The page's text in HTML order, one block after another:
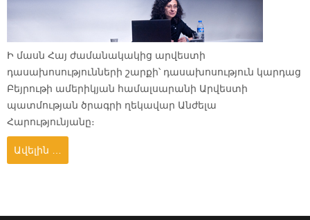
Ի մասն Հայ ժամանակակից արվեստի
դասախոսությունների շարքի՝ դասախոսություն կարդաց
Բեյրութի ամերիկյան համալսարանի Արվեստի
պատմության ծրագրի ղեկավար Անժելա
Հարությունյանը։
Ավելին …